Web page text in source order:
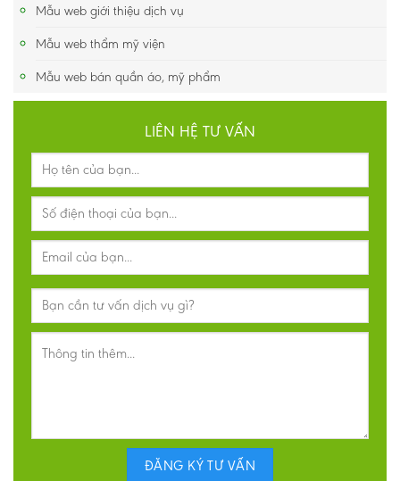
Mẫu web giới thiệu dịch vụ
Mẫu web thẩm mỹ viện
Mẫu web bán quần áo, mỹ phẩm
LIÊN HỆ TƯ VẤN